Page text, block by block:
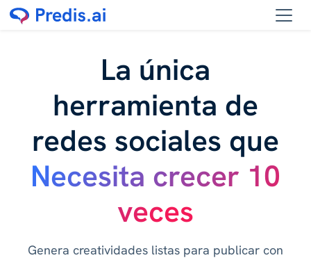
La única
herramienta de
redes sociales que
Necesita crecer 10
veces
Genera creatividades listas para publicar con